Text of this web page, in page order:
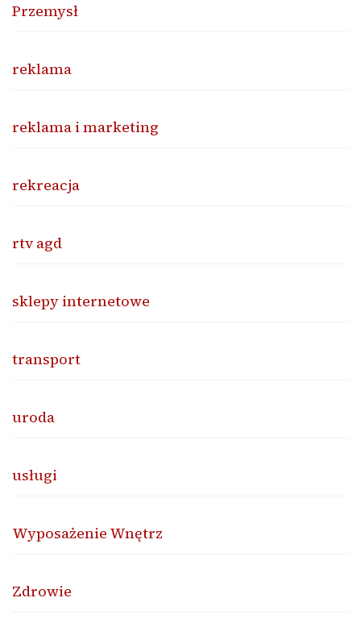
Przemysł
reklama
reklama i marketing
rekreacja
rtv agd
sklepy internetowe
transport
uroda
usługi
Wyposażenie Wnętrz
Zdrowie